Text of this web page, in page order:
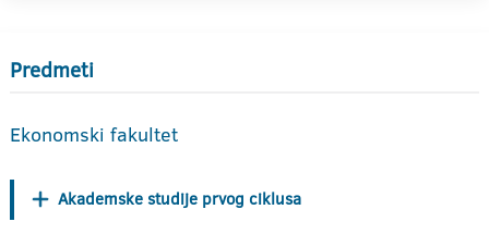
Predmeti
Ekonomski fakultet
Akademske studije prvog ciklusa